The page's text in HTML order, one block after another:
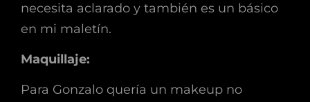
necesita aclarado y también es un básico
en mi maletín.
Maquillaje:
Para Gonzalo quería un makeup no